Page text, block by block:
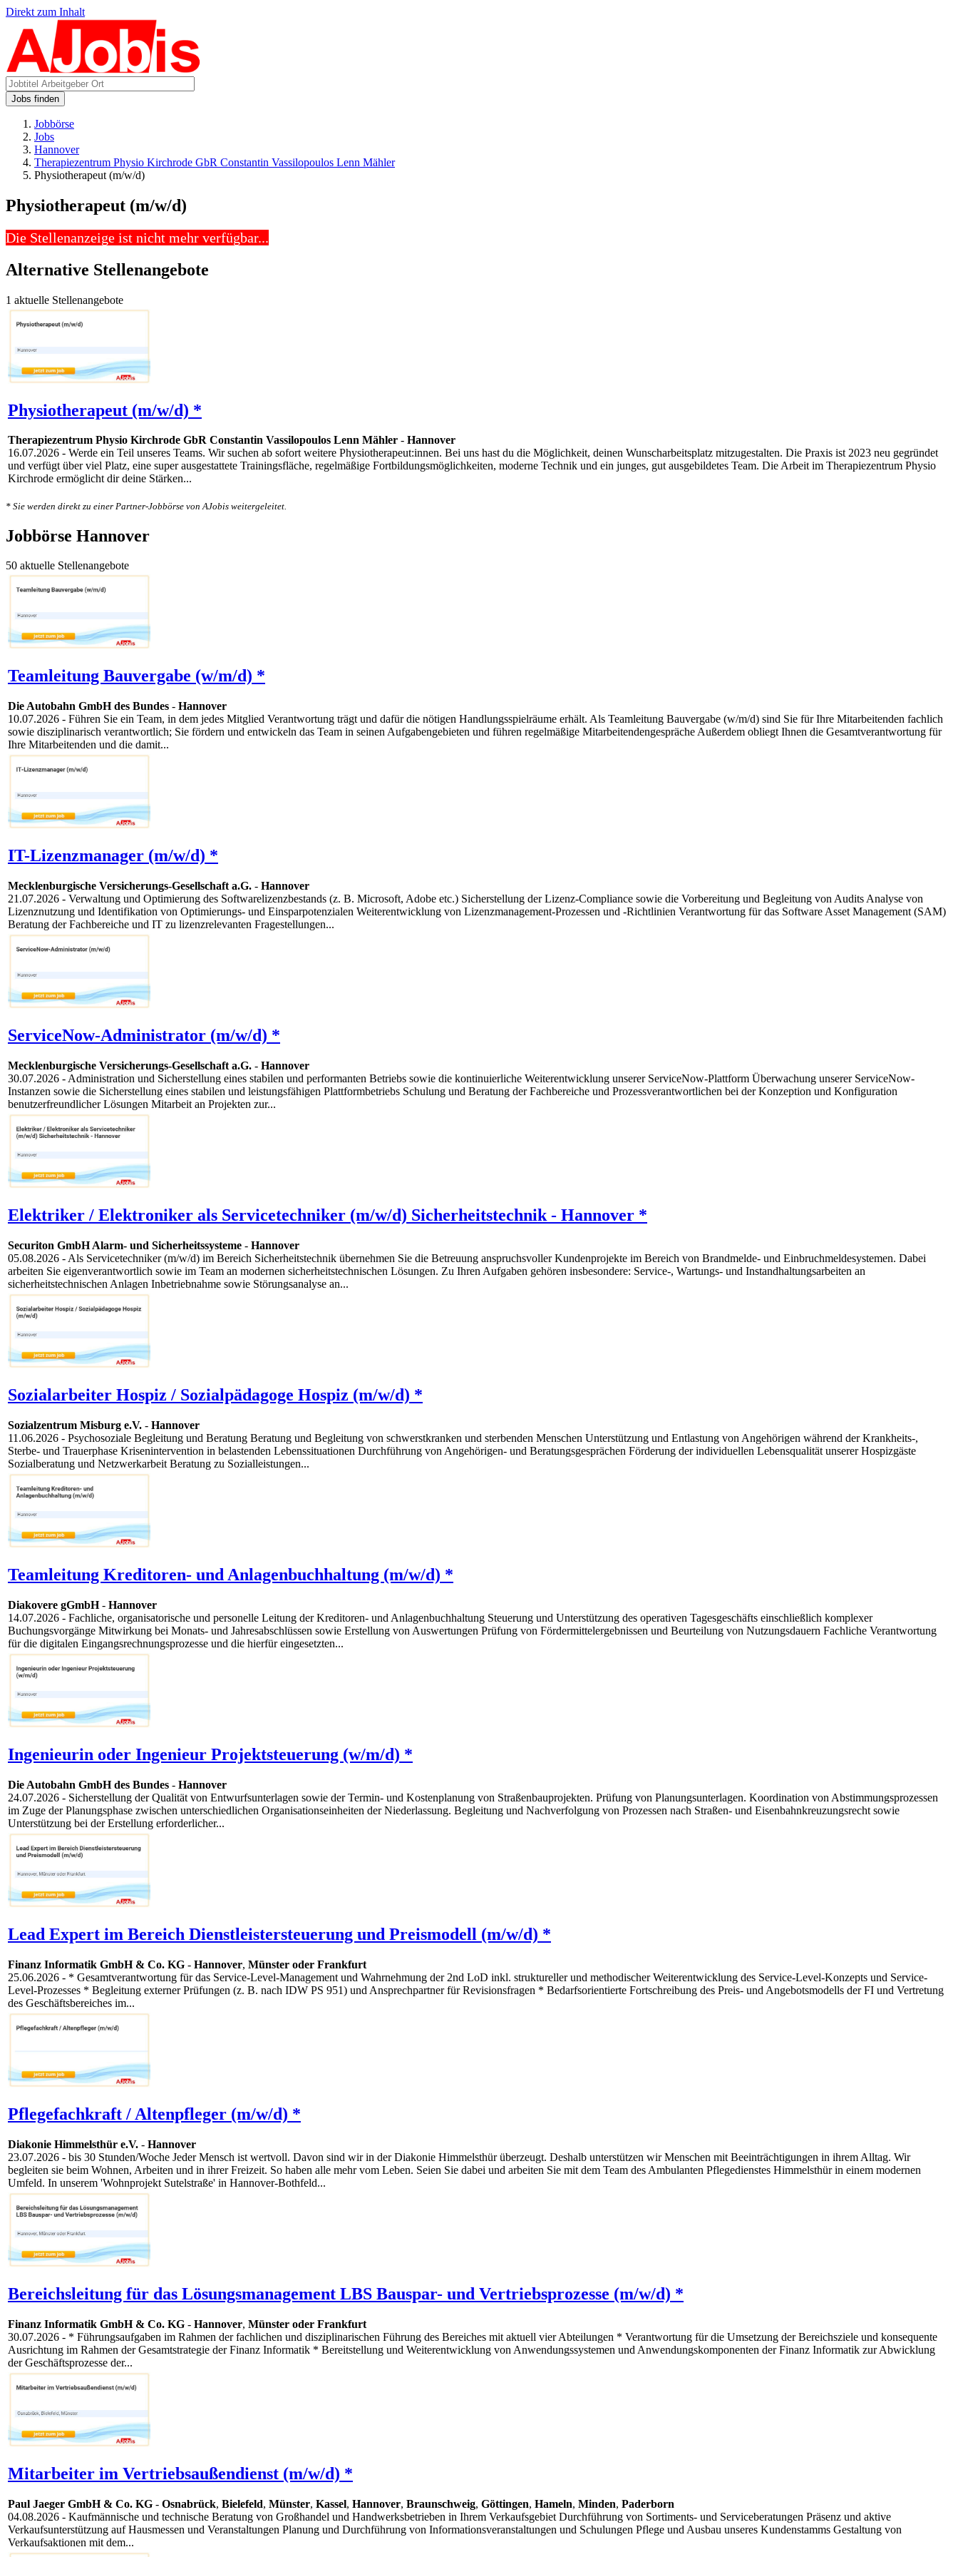
Direkt zum Inhalt
Jobs finden
Jobbörse
Jobs
Hannover
Therapiezentrum Physio Kirchrode GbR Constantin Vassilopoulos Lenn Mähler
Physiotherapeut (m/w/d)
Physiotherapeut (m/w/d)
Die Stellenanzeige ist nicht mehr verfügbar...
Alternative Stellenangebote
1 aktuelle Stellenangebote
Physiotherapeut (m/w/d) *
Therapiezentrum Physio Kirchrode GbR Constantin Vassilopoulos Lenn Mähler - Hannover
16.07.2026 - Werde ein Teil unseres Teams. Wir suchen ab sofort weitere Physiotherapeut:innen. Bei uns hast du die Möglichkeit, deinen Wunscharbeitsplatz mitzugestalten. Die Praxis ist 2023 neu gegründet
und verfügt über viel Platz, eine super ausgestattete Trainingsfläche, regelmäßige Fortbildungsmöglichkeiten, moderne Technik und ein junges, gut ausgebildetes Team. Die Arbeit im Therapiezentrum Physio
Kirchrode ermöglicht dir deine Stärken...
* Sie werden direkt zu einer Partner-Jobbörse von AJobis weitergeleitet.
Jobbörse Hannover
50 aktuelle Stellenangebote
Teamleitung Bauvergabe (w/m/d) *
Die Autobahn GmbH des Bundes - Hannover
10.07.2026 - Führen Sie ein Team, in dem jedes Mitglied Verantwortung trägt und dafür die nötigen Handlungsspielräume erhält. Als Teamleitung Bauvergabe (w/m/d) sind Sie für Ihre Mitarbeitenden fachlich
sowie disziplinarisch verantwortlich; Sie fördern und entwickeln das Team in seinen Aufgabengebieten und führen regelmäßige Mitarbeitendengespräche Außerdem obliegt Ihnen die Gesamtverantwortung für
Ihre Mitarbeitenden und die damit...
IT-Lizenzmanager (m/w/d) *
Mecklenburgische Versicherungs-Gesellschaft a.G. - Hannover
21.07.2026 - Verwaltung und Optimierung des Softwarelizenzbestands (z. B. Microsoft, Adobe etc.) Sicherstellung der Lizenz-Compliance sowie die Vorbereitung und Begleitung von Audits Analyse von
Lizenznutzung und Identifikation von Optimierungs- und Einsparpotenzialen Weiterentwicklung von Lizenzmanagement-Prozessen und -Richtlinien Verantwortung für das Software Asset Management (SAM)
Beratung der Fachbereiche und IT zu lizenzrelevanten Fragestellungen...
ServiceNow-Administrator (m/w/d) *
Mecklenburgische Versicherungs-Gesellschaft a.G. - Hannover
30.07.2026 - Administration und Sicherstellung eines stabilen und performanten Betriebs sowie die kontinuierliche Weiterentwicklung unserer ServiceNow-Plattform Überwachung unserer ServiceNow-
Instanzen sowie die Sicherstellung eines stabilen und leistungsfähigen Plattformbetriebs Schulung und Beratung der Fachbereiche und Prozessverantwortlichen bei der Konzeption und Konfiguration
benutzerfreundlicher Lösungen Mitarbeit an Projekten zur...
Elektriker / Elektroniker als Servicetechniker (m/w/d) Sicherheitstechnik - Hannover *
Securiton GmbH Alarm- und Sicherheitssysteme - Hannover
05.08.2026 - Als Servicetechniker (m/w/d) im Bereich Sicherheitstechnik übernehmen Sie die Betreuung anspruchsvoller Kundenprojekte im Bereich von Brandmelde- und Einbruchmeldesystemen. Dabei
arbeiten Sie eigenverantwortlich sowie im Team an modernen sicherheitstechnischen Lösungen. Zu Ihren Aufgaben gehören insbesondere: Service-, Wartungs- und Instandhaltungsarbeiten an
sicherheitstechnischen Anlagen Inbetriebnahme sowie Störungsanalyse an...
Sozialarbeiter Hospiz / Sozialpädagoge Hospiz (m/w/d) *
Sozialzentrum Misburg e.V. - Hannover
11.06.2026 - Psychosoziale Begleitung und Beratung Beratung und Begleitung von schwerstkranken und sterbenden Menschen Unterstützung und Entlastung von Angehörigen während der Krankheits-,
Sterbe- und Trauerphase Krisenintervention in belastenden Lebenssituationen Durchführung von Angehörigen- und Beratungsgesprächen Förderung der individuellen Lebensqualität unserer Hospizgäste
Sozialberatung und Netzwerkarbeit Beratung zu Sozialleistungen...
Teamleitung Kreditoren- und Anlagenbuchhaltung (m/w/d) *
Diakovere gGmbH- Hannover
14.07.2026 - Fachliche, organisatorische und personelle Leitung der Kreditoren- und Anlagenbuchhaltung Steuerung und Unterstützung des operativen Tagesgeschäfts einschließlich komplexer
Buchungsvorgänge Mitwirkung bei Monats- und Jahresabschlüssen sowie Erstellung von Auswertungen Prüfung von Fördermittelergebnissen und Beurteilung von Nutzungsdauern Fachliche Verantwortung
für die digitalen Eingangsrechnungsprozesse und die hierfür eingesetzten...
Ingenieurin oder Ingenieur Projektsteuerung (w/m/d) *
Die Autobahn GmbH des Bundes - Hannover
24.07.2026 - Sicherstellung der Qualität von Entwurfsunterlagen sowie der Termin- und Kostenplanung von Straßenbauprojekten. Prüfung von Planungsunterlagen. Koordination von Abstimmungsprozessen
im Zuge der Planungsphase zwischen unterschiedlichen Organisationseinheiten der Niederlassung. Begleitung und Nachverfolgung von Prozessen nach Straßen- und Eisenbahnkreuzungsrecht sowie
Unterstützung bei der Erstellung erforderlicher...
Lead Expert im Bereich Dienstleistersteuerung und Preismodell (m/w/d) *
Finanz Informatik GmbH & Co. KG - Hannover, Münster oder Frankfurt
25.06.2026 - * Gesamtverantwortung für das Service-Level-Management und Wahrnehmung der 2nd LoD inkl. struktureller und methodischer Weiterentwicklung des Service-Level-Konzepts und Service-
Level-Prozesses * Begleitung externer Prüfungen (z. B. nach IDW PS 951) und Ansprechpartner für Revisionsfragen * Bedarfsorientierte Fortschreibung des Preis- und Angebotsmodells der FI und Vertretung
des Geschäftsbereiches im...
Pflegefachkraft / Altenpfleger (m/w/d) *
Diakonie Himmelsthür e.V. - Hannover
23.07.2026 - bis 30 Stunden/Woche Jeder Mensch ist wertvoll. Davon sind wir in der Diakonie Himmelsthür überzeugt. Deshalb unterstützen wir Menschen mit Beeinträchtigungen in ihrem Alltag. Wir
begleiten sie beim Wohnen, Arbeiten und in ihrer Freizeit. So haben alle mehr vom Leben. Seien Sie dabei und arbeiten Sie mit dem Team des Ambulanten Pflegedienstes Himmelsthür in einem modernen
Umfeld. In unserem 'Wohnprojekt Sutelstraße' in Hannover-Bothfeld...
Bereichsleitung für das Lösungsmanagement LBS Bauspar- und Vertriebsprozesse (m/w/d) *
Finanz Informatik GmbH & Co. KG - Hannover, Münster oder Frankfurt
30.07.2026 - * Führungsaufgaben im Rahmen der fachlichen und disziplinarischen Führung des Bereiches mit aktuell vier Abteilungen * Verantwortung für die Umsetzung der Bereichsziele und konsequente
Ausrichtung im Rahmen der Gesamtstrategie der Finanz Informatik * Bereitstellung und Weiterentwicklung von Anwendungssystemen und Anwendungskomponenten der Finanz Informatik zur Abwicklung
der Geschäftsprozesse der...
Mitarbeiter im Vertriebsaußendienst (m/w/d) *
Paul Jaeger GmbH & Co. KG - Osnabrück, Bielefeld, Münster, Kassel, Hannover, Braunschweig, Göttingen, Hameln, Minden, Paderborn
04.08.2026 - Kaufmännische und technische Beratung von Großhandel und Handwerksbetrieben in Ihrem Verkaufsgebiet Durchführung von Sortiments- und Serviceberatungen Präsenz und aktive
Verkaufsunterstützung auf Hausmessen und Veranstaltungen Planung und Durchführung von Informationsveranstaltungen und Schulungen Pflege und Ausbau unseres Kundenstamms Gestaltung von
Verkaufsaktionen mit dem...